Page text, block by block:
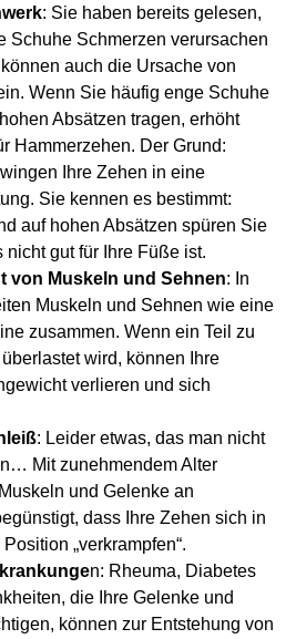
: Sie haben bereits gelesen,
Schuhe Schmerzen verursachen
auch die Ursache von
Wenn Sie häufig enge Schuhe
Absätzen tragen, erhöht
Hammerzehen. Der Grund:
Ihre Zehen in eine
Sie kennen es bestimmt:
auf hohen Absätzen spüren Sie
nicht gut für Ihre Füße ist.
von Muskeln und Sehnen: In
Muskeln und Sehnen wie eine
zusammen. Wenn ein Teil zu
wird, können Ihre
verlieren und sich
: Leider etwas, das man nicht
Mit zunehmendem Alter
und Gelenke an
dass Ihre Zehen sich in
„verkrampfen“.
n: Rheuma, Diabetes
die Ihre Gelenke und
können zur Entstehung von